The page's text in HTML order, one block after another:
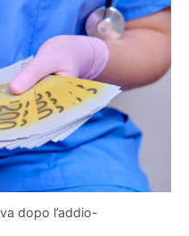
dopo l’addio-